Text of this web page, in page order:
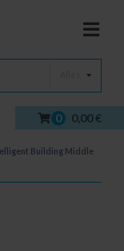
0 0,00 €
Building Middle